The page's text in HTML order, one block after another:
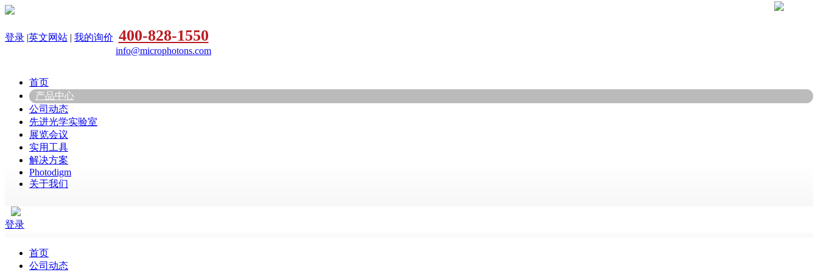
登录 |英文网站 | 我的询价 400-828-1550
info@microphotons.com
首页
产品中心
公司动态
先进光学实验室
展览会议
实用工具
解决方案
Photodigm
关于我们
登录
首页
公司动态